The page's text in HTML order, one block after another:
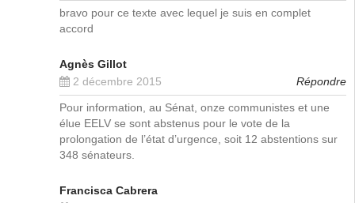
bravo pour ce texte avec lequel je suis en complet
accord
Agnès Gillot
2 décembre 2015
Répondre
Pour information, au Sénat, onze communistes et une
élue EELV se sont abstenus pour le vote de la
prolongation de l’état d’urgence, soit 12 abstentions sur
348 sénateurs.
Francisca Cabrera